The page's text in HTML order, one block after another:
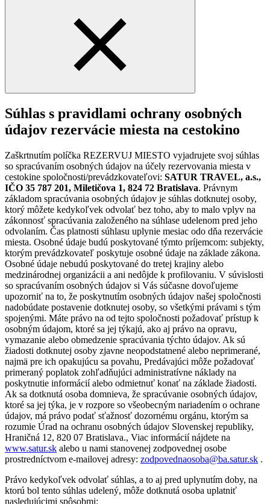
Súhlas s pravidlami ochrany osobných
údajov rezervácie miesta na cestokino
Zaškrtnutím políčka REZERVUJ MIESTO vyjadrujete svoj súhlas
so spracúvaním osobných údajov na účely rezervovania miesta v
cestokine spoločnosti/prevádzkovateľovi: SATUR TRAVEL, a.s.,
IČO 35 787 201, Miletičova 1, 824 72 Bratislava. Právnym
základom spracúvania osobných údajov je súhlas dotknutej osoby,
ktorý môžete kedykoľvek odvolať bez toho, aby to malo vplyv na
zákonnosť spracúvania založeného na súhlase udelenom pred jeho
odvolaním. Čas platnosti súhlasu uplynie mesiac odo dňa rezervácie
miesta. Osobné údaje budú poskytované týmto príjemcom: subjekty,
ktorým prevádzkovateľ poskytuje osobné údaje na základe zákona.
Osobné údaje nebudú poskytované do tretej krajiny alebo
medzinárodnej organizácii a ani nedôjde k profilovaniu. V súvislosti
so spracúvaním osobných údajov si Vás súčasne dovoľujeme
upozorniť na to, že poskytnutím osobných údajov našej spoločnosti
nadobúdate postavenie dotknutej osoby, so všetkými právami s tým
spojenými. Máte právo na od tejto spoločnosti požadovať prístup k
osobným údajom, ktoré sa jej týkajú, ako aj právo na opravu,
vymazanie alebo obmedzenie spracúvania týchto údajov. Ak sú
žiadosti dotknutej osoby zjavne neopodstatnené alebo neprimerané,
najmä pre ich opakujúcu sa povahu, Predávajúci môže požadovať
primeraný poplatok zohľadňujúci administratívne náklady na
poskytnutie informácií alebo odmietnuť konať na základe žiadosti.
Ak sa dotknutá osoba domnieva, že spracúvanie osobných údajov,
ktoré sa jej týka, je v rozpore so všeobecným nariadením o ochrane
údajov, má právo podať sťažnosť dozornému orgánu, ktorým sa
rozumie Úrad na ochranu osobných údajov Slovenskej republiky,
Hraničná 12, 820 07 Bratislava., Viac informácií nájdete na
www.satur.sk alebo u nami stanovenej zodpovednej osobe
prostredníctvom e-mailovej adresy: zodpovednaosoba@ba.satur.sk .
Právo kedykoľvek odvolať súhlas, a to aj pred uplynutím doby, na
ktorú bol tento súhlas udelený, môže dotknutá osoba uplatniť
nasledujúcimi spôsobmi: